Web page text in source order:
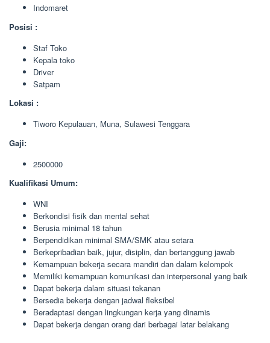
Indomaret
Posisi :
Staf Toko
Kepala toko
Driver
Satpam
Lokasi :
Tiworo Kepulauan, Muna, Sulawesi Tenggara
Gaji:
2500000
Kualifikasi Umum:
WNI
Berkondisi fisik dan mental sehat
Berusia minimal 18 tahun
Berpendidikan minimal SMA/SMK atau setara
Berkepribadian baik, jujur, disiplin, dan bertanggung jawab
Kemampuan bekerja secara mandiri dan dalam kelompok
Memiliki kemampuan komunikasi dan interpersonal yang baik
Dapat bekerja dalam situasi tekanan
Bersedia bekerja dengan jadwal fleksibel
Beradaptasi dengan lingkungan kerja yang dinamis
Dapat bekerja dengan orang dari berbagai latar belakang